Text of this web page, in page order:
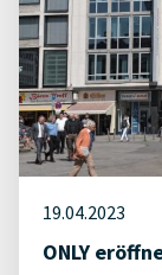
19.04.2023
ONLY